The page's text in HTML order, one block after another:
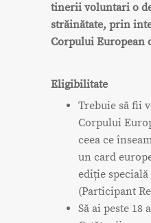
tinerii voluntari o
străinătate, prin
Corpului European
Eligibilitate
Trebuie să fii
Corpului
ceea ce
un card
ediție
(Participant
Să ai peste 18